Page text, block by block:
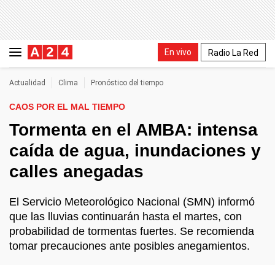
En vivo Radio La Red
Actualidad Clima Pronóstico del tiempo
CAOS POR EL MAL TIEMPO
Tormenta en el AMBA: intensa
caída de agua, inundaciones y
calles anegadas
El Servicio Meteorológico Nacional (SMN) informó
que las lluvias continuarán hasta el martes, con
probabilidad de tormentas fuertes. Se recomienda
tomar precauciones ante posibles anegamientos.